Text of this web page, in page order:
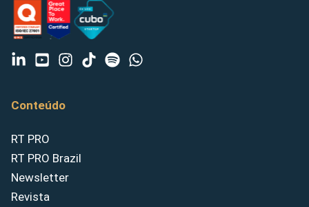
Conteúdo
RT PRO
RT PRO Brazil
Newsletter
Revista